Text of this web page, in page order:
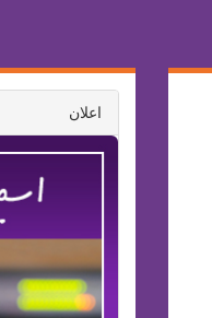
اعلان